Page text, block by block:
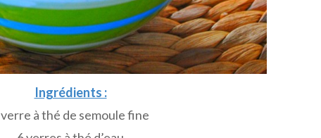
Ingrédients :
verre à thé de semoule fine